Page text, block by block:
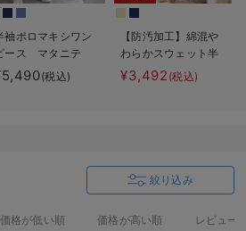
袖ポロマキシワン
ース マタニテ
・授乳服【出産後
も長く使える】
(税込)
【防汚加工】綿混や
わらかスウェット半
袖フレアワンピー
ス マタニティ・産
¥3,492 (税込)
絞り込み
価格が低い順 価格が高い順 レビュー